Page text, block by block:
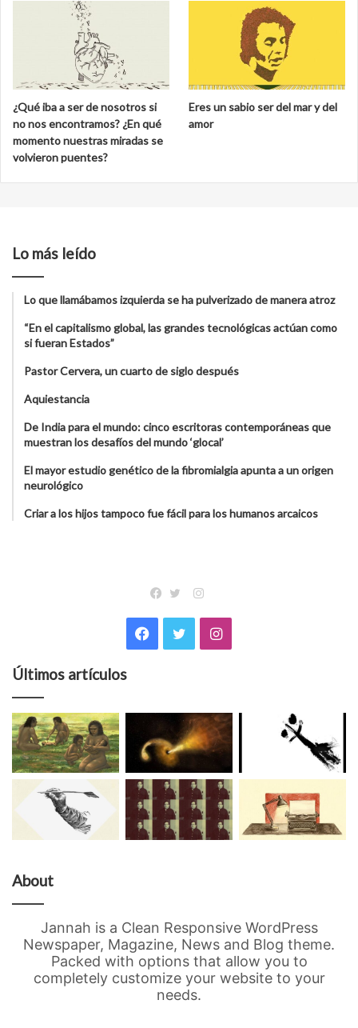
¿Qué iba a ser de nosotros si
no nos encontramos? ¿En qué
momento nuestras miradas se
volvieron puentes?
Eres un sabio ser del mar y del
amor
Lo más leído
Lo que llamábamos izquierda se ha pulverizado de manera atroz
“En el capitalismo global, las grandes tecnológicas actúan como
si fueran Estados”
Pastor Cervera, un cuarto de siglo después
Aquiestancia
De India para el mundo: cinco escritoras contemporáneas que
muestran los desafíos del mundo ‘glocal’
El mayor estudio genético de la fibromialgia apunta a un origen
neurológico
Criar a los hijos tampoco fue fácil para los humanos arcaicos
Instagram
Facebook
TwitterInstagram
Últimos artículos
About
Jannah is a Clean Responsive WordPress
Newspaper, Magazine, News and Blog theme.
Packed with options that allow you to
completely customize your website to your
needs.